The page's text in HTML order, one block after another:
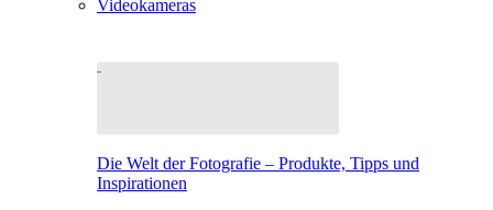
Videokameras
Die Welt der Fotografie – Produkte, Tipps und
Inspirationen